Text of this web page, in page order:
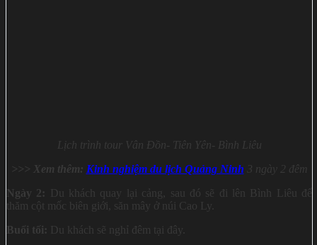
Lịch trình tour Vân Đồn- Tiên Yên- Bình Liêu
>>> Xem thêm: Kinh nghiệm du lịch Quảng Ninh
3 ngày 2 đêm
Ngày 2:
Du khách quay lại cảng, sau đó sẽ đi lên Bình Liêu để
thăm cột mốc biên giới, săn mây ở núi Cao Ly.
Buổi tối: Du khách sẽ nghỉ đêm tại đây.